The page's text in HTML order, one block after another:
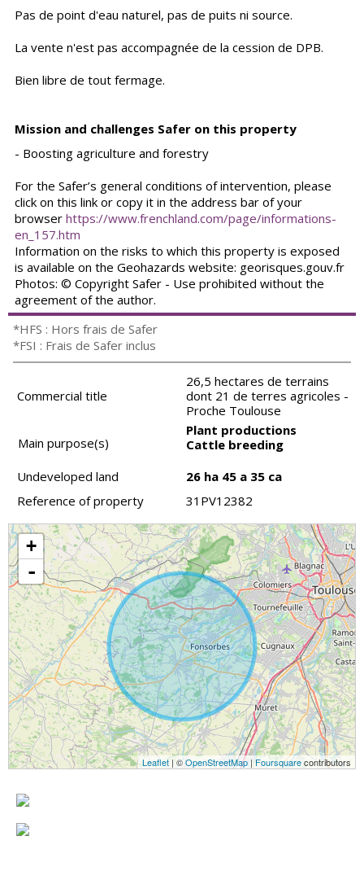
Pas de point d'eau naturel, pas de puits ni source.
La vente n'est pas accompagnée de la cession de DPB.
Bien libre de tout fermage.
Mission and challenges Safer on this property
- Boosting agriculture and forestry
For the Safer’s general conditions of intervention, please
click on this link or copy it in the address bar of your
browser https://www.frenchland.com/page/informations-
en_157.htm
Information on the risks to which this property is exposed
is available on the Geohazards website: georisques.gouv.fr
Photos: © Copyright Safer - Use prohibited without the
agreement of the author.
*HFS : Hors frais de Safer
*FSI : Frais de Safer inclus
Commercial title
26,5 hectares de terrains
dont 21 de terres agricoles -
Proche Toulouse
Main purpose(s)
Plant productions
Cattle breeding
Undeveloped land
26 ha 45 a 35 ca
Reference of property
31PV12382
+
-
Leaflet | ©OpenStreetMap | Foursquarecontributors